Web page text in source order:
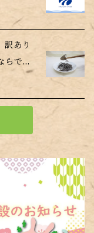
訳あり
らでは